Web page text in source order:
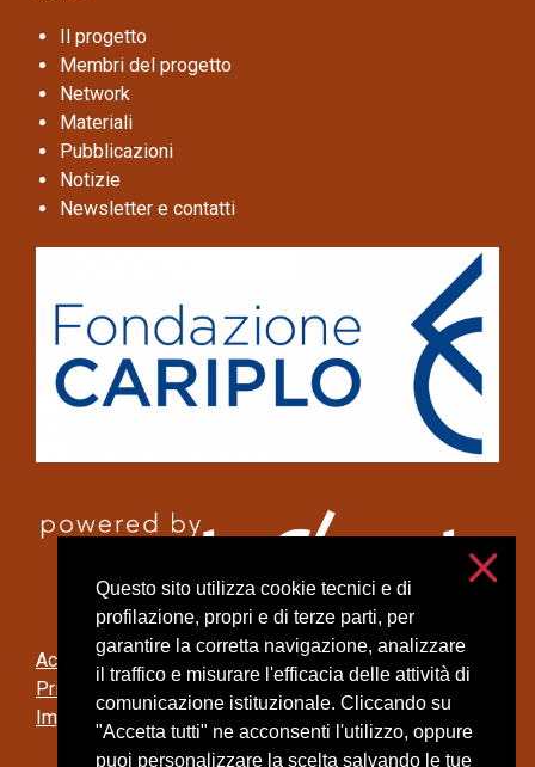
Questo sito utilizza cookie tecnici e di
profilazione, propri e di terze parti, per
garantire la corretta navigazione, analizzare
il traffico e misurare l'efficacia delle attività di
comunicazione istituzionale. Cliccando su
"Accetta tutti" ne acconsenti l'utilizzo, oppure
puoi personalizzare la scelta salvando le tue
Il progetto
Membri del progetto
Network
Materiali
Pubblicazioni
Notizie
Newsletter e contatti
Accessibilità
Privacy e cookies
Impostazioni cookie